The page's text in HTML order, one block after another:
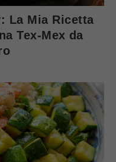
La Mia Ricetta
Tex-Mex da